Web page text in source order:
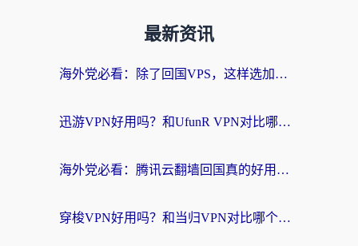
最新资讯
海外党必看：除了回国VPS，这样选加速器也能无缝刷国内资源？
迅游VPN好用吗？和UfunR VPN对比哪个回国效果更好？海外党亲测避坑指南
海外党必看：腾讯云翻墙回国真的好用吗？+ 3步选对回国加速器指南
穿梭VPN好用吗？和当归VPN对比哪个回国效果更好？海外党亲测实用指南